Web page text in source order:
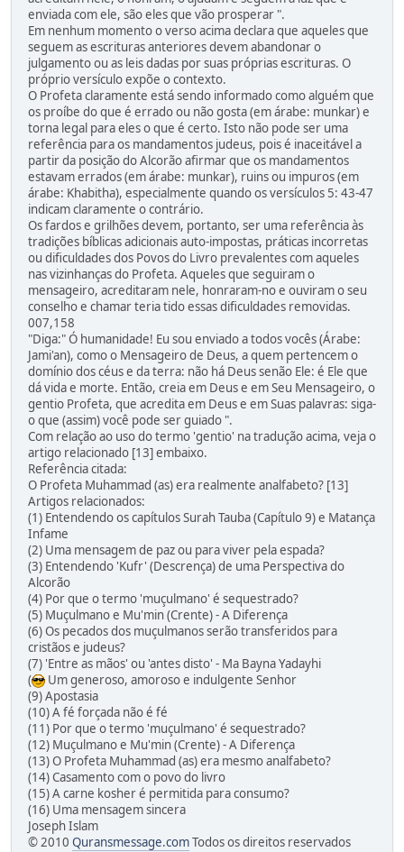
enviada com ele, são eles que vão prosperar ".
Em nenhum momento o verso acima declara que aqueles que
seguem as escrituras anteriores devem abandonar o
julgamento ou as leis dadas por suas próprias escrituras. O
próprio versículo expõe o contexto.
O Profeta claramente está sendo informado como alguém que
os proíbe do que é errado ou não gosta (em árabe: munkar) e
torna legal para eles o que é certo. Isto não pode ser uma
referência para os mandamentos judeus, pois é inaceitável a
partir da posição do Alcorão afirmar que os mandamentos
estavam errados (em árabe: munkar), ruins ou impuros (em
árabe: Khabitha), especialmente quando os versículos 5: 43-47
indicam claramente o contrário.
Os fardos e grilhões devem, portanto, ser uma referência às
tradições bíblicas adicionais auto-impostas, práticas incorretas
ou dificuldades dos Povos do Livro prevalentes com aqueles
nas vizinhanças do Profeta. Aqueles que seguiram o
mensageiro, acreditaram nele, honraram-no e ouviram o seu
conselho e chamar teria tido essas dificuldades removidas.
007,158
"Diga:" Ó humanidade! Eu sou enviado a todos vocês (Árabe:
Jami'an), como o Mensageiro de Deus, a quem pertencem o
domínio dos céus e da terra: não há Deus senão Ele: é Ele que
dá vida e morte. Então, creia em Deus e em Seu Mensageiro, o
gentio Profeta, que acredita em Deus e em Suas palavras: siga-
o que (assim) você pode ser guiado ".
Com relação ao uso do termo 'gentio' na tradução acima, veja o
artigo relacionado [13] embaixo.
Referência citada:
O Profeta Muhammad (as) era realmente analfabeto? [13]
Artigos relacionados:
(1) Entendendo os capítulos Surah Tauba (Capítulo 9) e Matança
Infame
(2) Uma mensagem de paz ou para viver pela espada?
(3) Entendendo 'Kufr' (Descrença) de uma Perspectiva do
Alcorão
(4) Por que o termo 'muçulmano' é sequestrado?
(5) Muçulmano e Mu'min (Crente) - A Diferença
(6) Os pecados dos muçulmanos serão transferidos para
cristãos e judeus?
(7) 'Entre as mãos' ou 'antes disto' - Ma Bayna Yadayhi
(
Um generoso, amoroso e indulgente Senhor
(9) Apostasia
(10) A fé forçada não é fé
(11) Por que o termo 'muçulmano' é sequestrado?
(12) Muçulmano e Mu'min (Crente) - A Diferença
(13) O Profeta Muhammad (as) era mesmo analfabeto?
(14) Casamento com o povo do livro
(15) A carne kosher é permitida para consumo?
(16) Uma mensagem sincera
Joseph Islam
© 2010 Quransmessage.comTodos os direitos reservados